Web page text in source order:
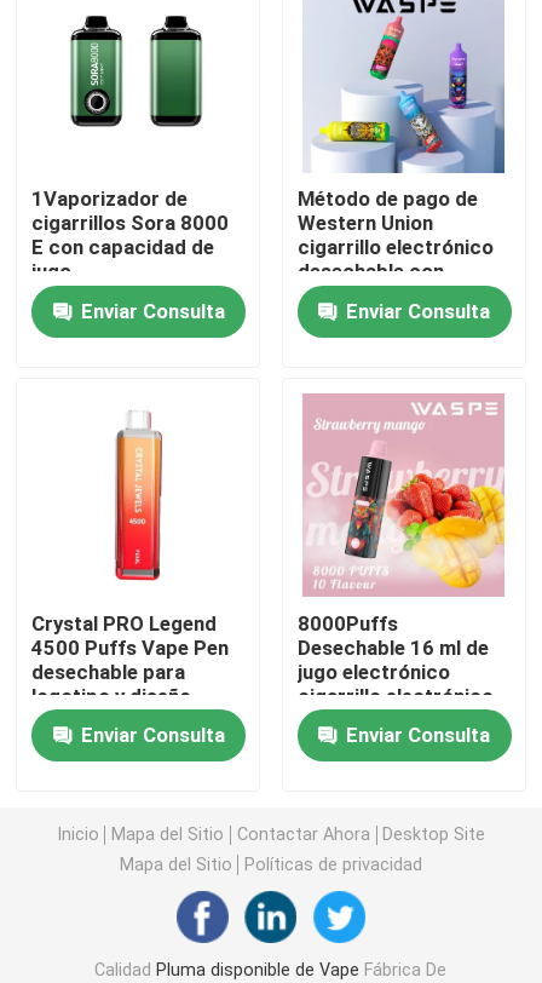
Viaje de la fábrica
Control de calidad
Éntrenos en contacto con
Noticias
Dispositivo disponible de CBD Vape
OEM Vape
Vape enrrollado
Barra Vape del duende
Soplo grande Vape
Mary Vape perdida
Los E.E.U.U. Vape
1Vaporizador de
cigarrillos Sora 8000
E con capacidad de
jugo
Enviar Consulta
Método de pago de
Western Union
cigarrillo electrónico
desechable con
puerto de carga tipo C
Enviar Consulta
Crystal PRO Legend
4500 Puffs Vape Pen
desechable para
logotipo y diseño
personalizables
Enviar Consulta
8000Puffs
Desechable 16 ml de
jugo electrónico
cigarrillo electrónico
10 sabores para el
vapeo conveniente
Enviar Consulta
Inicio Mapa del Sitio Contactar Ahora
Desktop Site
Mapa del Sitio
Políticas de privacidad
Calidad Pluma disponible de Vape Fábrica De